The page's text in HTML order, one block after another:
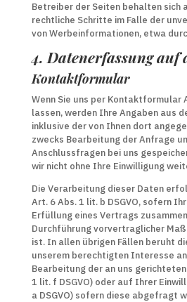
Betreiber der Seiten behalten sich
rechtliche Schritte im Falle der
von Werbeinformationen, etwa
4. Datenerfassung auf
Kontaktformular
Wenn Sie uns per Kontaktformular
lassen, werden Ihre Angaben aus
inklusive der von Ihnen dort
zwecks Bearbeitung der Anfrage
Anschlussfragen bei uns
wir nicht ohne Ihre Einwilligung
Die Verarbeitung dieser Daten
Art. 6 Abs. 1 lit. b DSGVO, sofern
Erfüllung eines Vertrags
Durchführung vorvertraglicher
ist. In allen übrigen Fällen beruht
unserem berechtigten Interesse
Bearbeitung der an uns
1 lit. f DSGVO) oder auf Ihrer
a DSGVO) sofern diese abgefragt